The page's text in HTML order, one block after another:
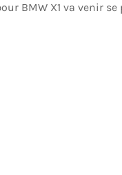
BMW X1 va venir